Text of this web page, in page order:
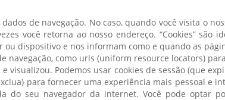
de navegação. No caso, quando você visita o
você retorna ao nosso endereço. “Cookies”
dispositivo e nos informam como e quando as
navegação, como urls (uniform resource locators)
visualizou. Podemos usar cookies de sessão (que
para fornecer uma experiência mais pessoal e
do seu navegador da internet. Você pode optar